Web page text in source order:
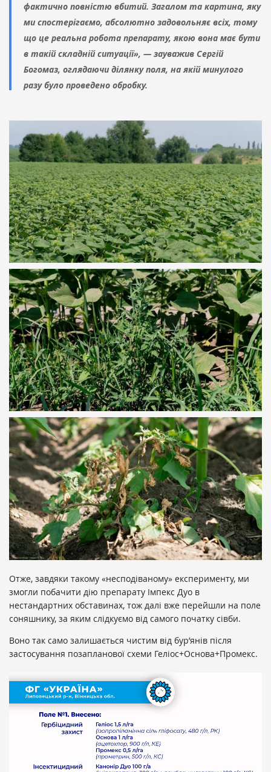
фактично повністю вбитий. Загалом та картина, яку
ми спостерігаємо, абсолютно задовольняє всіх, тому
що це реальна робота препарату, якою вона має бути
в такій складній ситуації», — зауважив Сергій
Богомаз, оглядаючи ділянку поля, на якій минулого
разу було проведено обробку.
Отже, завдяки такому «несподіваному» експерименту, ми
змогли побачити дію препарату Імпекс Дуо в
нестандартних обставинах, тож далі вже перейшли на поле
соняшнику, за яким слідкуємо від самого початку сівби.
Воно так само залишається чистим від бур’янів після
застосування позапланової схеми Геліос+Основа+Промекс.